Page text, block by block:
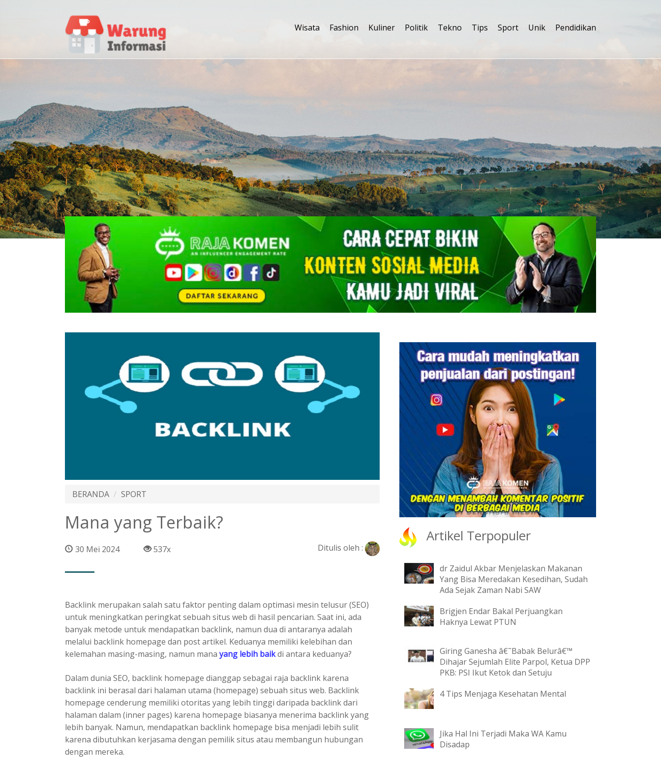
Wisata Fashion Kuliner Politik Tekno Tips Sport Unik Pendidikan
BERANDA SPORT
Mana yang Terbaik?
30 Mei 2024 537x Ditulis oleh :
Backlink merupakan salah satu faktor penting dalam optimasi mesin telusur (SEO)
untuk meningkatkan peringkat sebuah situs web di hasil pencarian. Saat ini, ada
banyak metode untuk mendapatkan backlink, namun dua di antaranya adalah
melalui backlink homepage dan post artikel. Keduanya memiliki kelebihan dan
kelemahan masing-masing, namun mana yang lebih baikdi antara keduanya?
Dalam dunia SEO, backlink homepage dianggap sebagai raja backlink karena
backlink ini berasal dari halaman utama (homepage) sebuah situs web. Backlink
homepage cenderung memiliki otoritas yang lebih tinggi daripada backlink dari
halaman dalam (inner pages) karena homepage biasanya menerima backlink yang
lebih banyak. Namun, mendapatkan backlink homepage bisa menjadi lebih sulit
karena dibutuhkan kerjasama dengan pemilik situs atau membangun hubungan
dengan mereka.
Artikel Terpopuler
dr Zaidul Akbar Menjelaskan Makanan
Yang Bisa Meredakan Kesedihan, Sudah
Ada Sejak Zaman Nabi SAW
Brigjen Endar Bakal Perjuangkan
Haknya Lewat PTUN
Giring Ganesha â€˜Babak Belurâ€™
Dihajar Sejumlah Elite Parpol, Ketua DPP
PKB: PSI Ikut Ketok dan Setuju
4 Tips Menjaga Kesehatan Mental
Jika Hal Ini Terjadi Maka WA Kamu
Disadap